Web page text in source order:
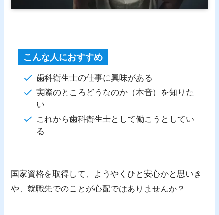
こんな人におすすめ
歯科衛生士の仕事に興味がある
実際のところどうなのか（本音）を知りた
い
これから歯科衛生士として働こうとしてい
る
国家資格を取得して、ようやくひと安心かと思いき
や、就職先でのことが心配ではありませんか？